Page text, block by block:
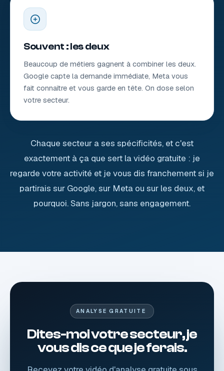
Souvent : les deux
Beaucoup de métiers gagnent à combiner les deux.
Google capte la demande immédiate, Meta vous
fait connaître et vous garde en tête. On dose selon
votre secteur.
Chaque secteur a ses spécificités, et c'est
exactement à ça que sert la vidéo gratuite : je
regarde votre activité et je vous dis franchement si je
partirais sur Google, sur Meta ou sur les deux, et
pourquoi. Sans jargon, sans engagement.
ANALYSE GRATUITE
Dites-moi votre secteur, je
vous dis ce que je ferais.